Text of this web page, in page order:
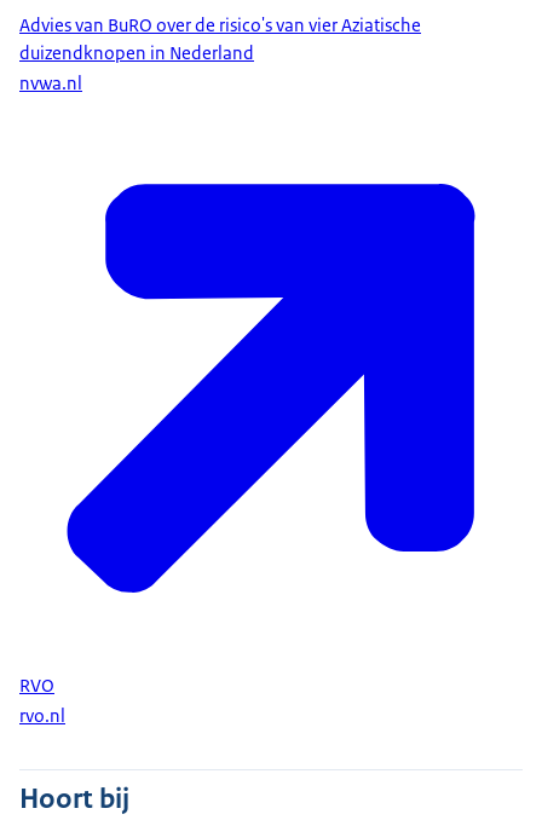
Advies van BuRO over de risico's van vier Aziatische
duizendknopen in Nederland
nvwa.nl
RVO
rvo.nl
Hoort bij